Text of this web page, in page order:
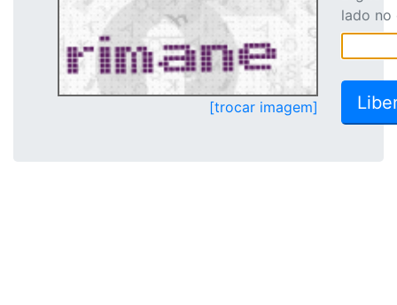
[trocar imagem]
lado no